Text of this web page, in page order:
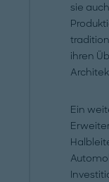
sie
ihren
Ein